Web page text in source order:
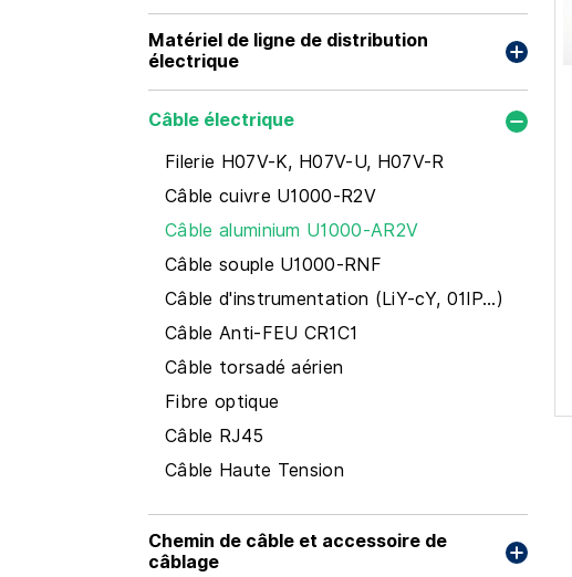
Matériel de ligne de distribution
électrique
Câble électrique
Filerie H07V-K, H07V-U, H07V-R
Câble cuivre U1000-R2V
Câble aluminium U1000-AR2V
Câble souple U1000-RNF
Câble d'instrumentation (LiY-cY, 01IP...)
Câble Anti-FEU CR1C1
Câble torsadé aérien
Fibre optique
Câble RJ45
Câble Haute Tension
Chemin de câble et accessoire de
câblage